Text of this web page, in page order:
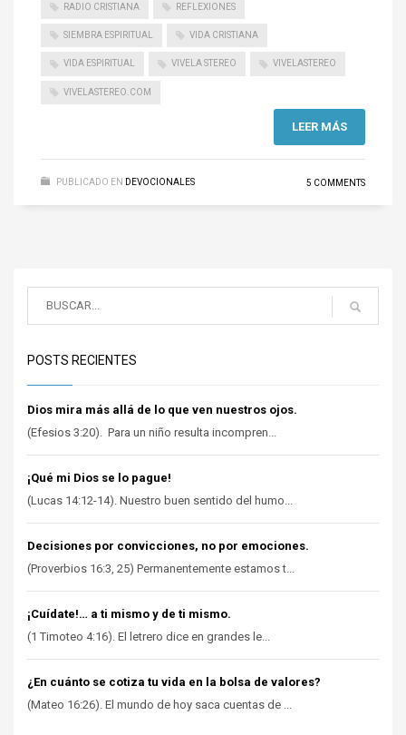
RADIO CRISTIANA REFLEXIONES
SIEMBRA ESPIRITUAL VIDA CRISTIANA
VIDA ESPIRITUAL VIVELA STEREO VIVELASTEREO
VIVELASTEREO.COM
LEER MÁS
PUBLICADO EN DEVOCIONALES 5 COMMENTS
POSTS RECIENTES
Dios mira más allá de lo que ven nuestros ojos.
(Efesios 3:20). Para un niño resulta incompren...
¡Qué mi Dios se lo pague!
(Lucas 14:12-14). Nuestro buen sentido del humo...
Decisiones por convicciones, no por emociones.
(Proverbios 16:3, 25) Permanentemente estamos t...
¡Cuídate!… a ti mismo y de ti mismo.
(1 Timoteo 4:16). El letrero dice en grandes le...
¿En cuánto se cotiza tu vida en la bolsa de valores?
(Mateo 16:26). El mundo de hoy saca cuentas de ...